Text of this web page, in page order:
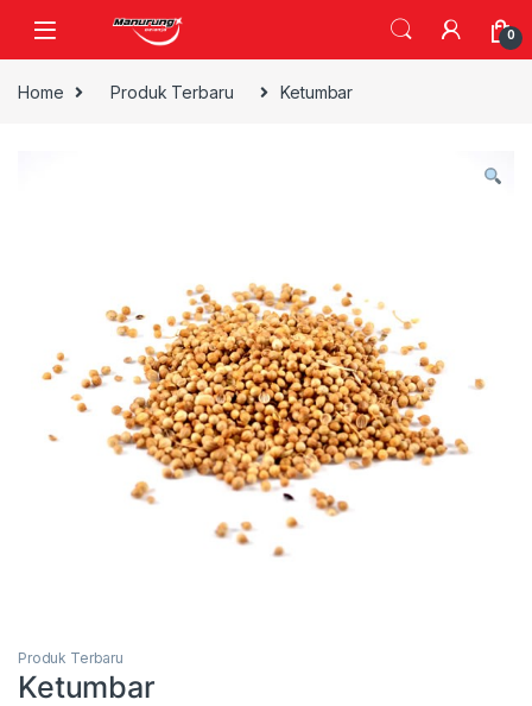
0
Home Produk Terbaru Ketumbar
Produk Terbaru
Ketumbar